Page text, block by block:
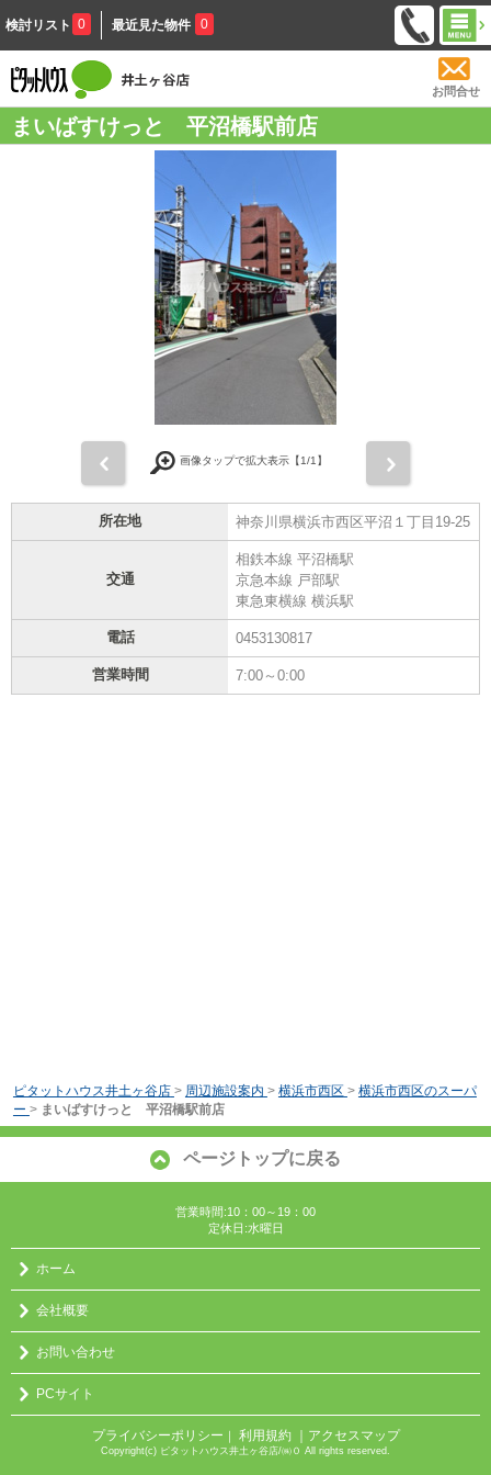
検討リスト 0 最近見た物件 0
お問合せ
まいばすけっと 平沼橋駅前店
画像タップで拡大表示【1/1】
所在地 神奈川県横浜市西区平沼１丁目19-25
交通
相鉄本線 平沼橋駅
京急本線 戸部駅
東急東横線 横浜駅
電話 0453130817
営業時間 7:00～0:00
ピタットハウス井土ヶ谷店 > 周辺施設案内 > 横浜市西区 > 横浜市西区のスーパ
ー > まいばすけっと 平沼橋駅前店
ページトップに戻る
営業時間:10：00～19：00
定休日:水曜日
ホーム
会社概要
お問い合わせ
PCサイト
プライバシーポリシー ｜ 利用規約 ｜アクセスマップ
Copyright(c) ピタットハウス井土ヶ谷店/㈱０ All rights reserved.